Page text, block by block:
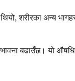
शरीरका अन्य
बढाउँछ। यो औषधि